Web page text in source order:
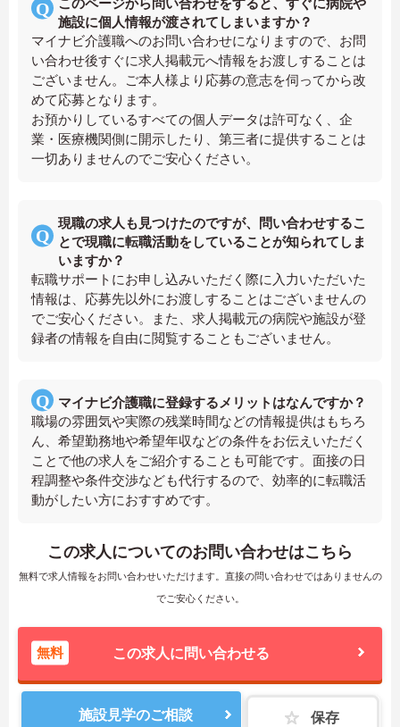
施設に個人情報が渡されてしまいますか？
マイナビ介護職へのお問い合わせになりますので、お問
い合わせ後すぐに求人掲載元へ情報をお渡しすることは
ございません。ご本人様より応募の意志を伺ってから改
めて応募となります。
お預かりしているすべての個人データは許可なく、企
業・医療機関側に開示したり、第三者に提供することは
一切ありませんのでご安心ください。
現職の求人も見つけたのですが、問い合わせするこ
とで現職に転職活動をしていることが知られてしま
いますか？
転職サポートにお申し込みいただく際に入力いただいた
情報は、応募先以外にお渡しすることはございませんの
でご安心ください。また、求人掲載元の病院や施設が登
録者の情報を自由に閲覧することもございません。
マイナビ介護職に登録するメリットはなんですか？
職場の雰囲気や実際の残業時間などの情報提供はもちろ
ん、希望勤務地や希望年収などの条件をお伝えいただく
ことで他の求人をご紹介することも可能です。面接の日
程調整や条件交渉なども代行するので、効率的に転職活
動がしたい方におすすめです。
この求人についてのお問い合わせはこちら
無料で求人情報をお問い合わせいただけます。直接の問い合わせではありませんの
でご安心ください。
無料 この求人に問い合わせる
施設見学のご相談 保存